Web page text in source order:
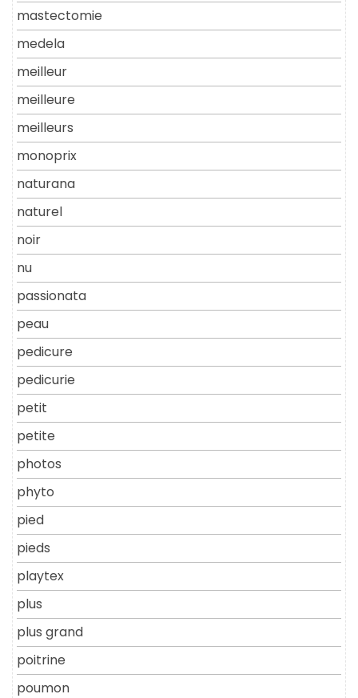
mastectomie
medela
meilleur
meilleure
meilleurs
monoprix
naturana
naturel
noir
nu
passionata
peau
pedicure
pedicurie
petit
petite
photos
phyto
pied
pieds
playtex
plus
plus grand
poitrine
poumon